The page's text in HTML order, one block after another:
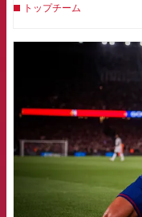
トップチーム